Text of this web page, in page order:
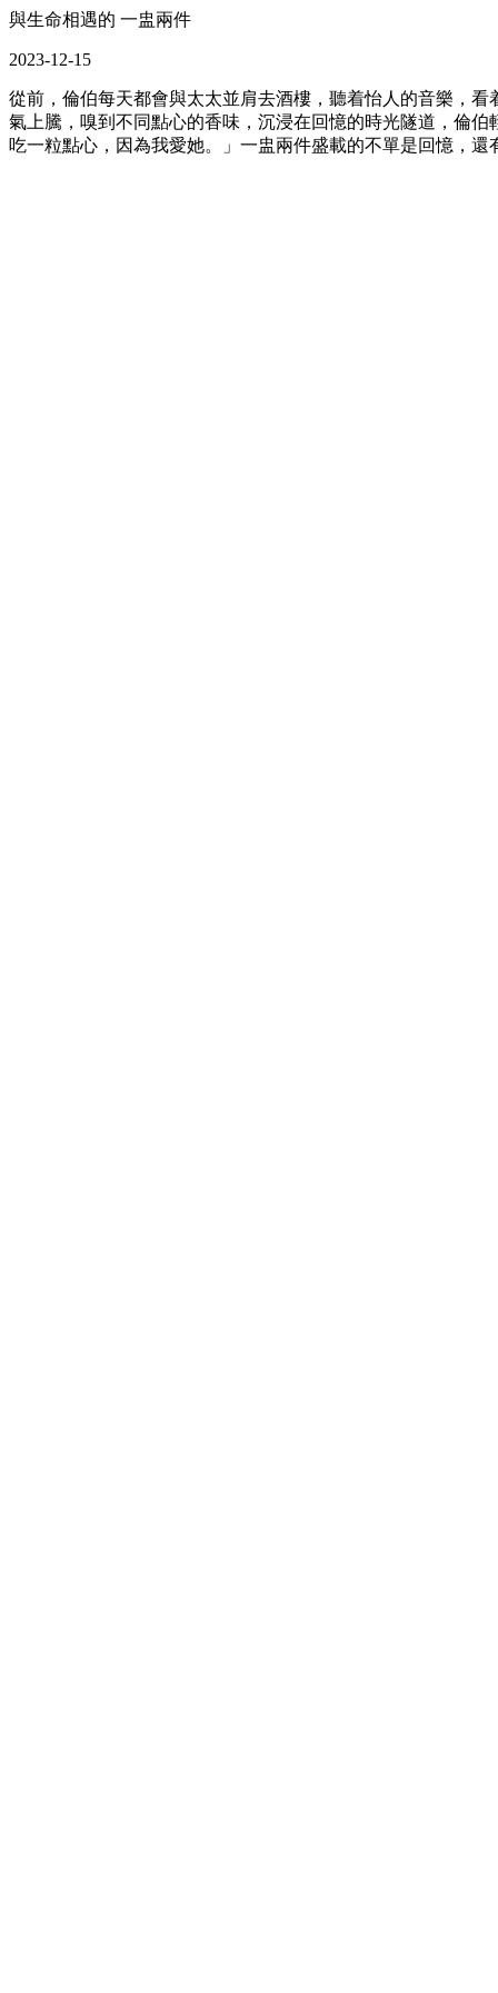
與生命相遇的 一盅兩件
2023-12-15
從前，倫伯每天都會與太太並肩去酒樓，聽着怡人的音樂，
氣上騰，嗅到不同點心的香味，沉浸在回憶的時光隧道，倫
吃一粒點心，因為我愛她。」一盅兩件盛載的不單是回憶，還